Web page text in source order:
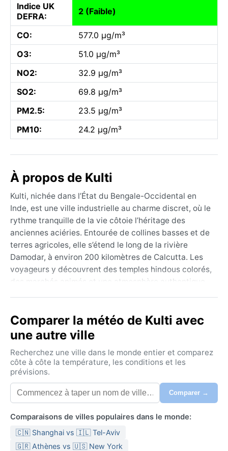
Indice UK
DEFRA:
2 (Faible)
CO:
577.0 µg/m³
O3:
51.0 µg/m³
NO2:
32.9 µg/m³
SO2:
69.8 µg/m³
PM2.5:
23.5 µg/m³
PM10:
24.2 µg/m³
À propos de Kulti
Kulti, nichée dans l’État du Bengale-Occidental en
Inde, est une ville industrielle au charme discret, où le
rythme tranquille de la vie côtoie l’héritage des
anciennes aciéries. Entourée de collines basses et de
terres agricoles, elle s’étend le long de la rivière
Damodar, à environ 200 kilomètres de Calcutta. Les
voyageurs y découvrent des temples hindous colorés,
des marchés animés et une atmosphère authentique,
luxuriante, typique des plaines du Gondwana.
Son climat, classé Aw (savane tropicale), se
caractérise par trois saisons distinctes. L’été, de mars
à juin, est torride, avec des températures dépassant
40 °C et un air sec avant la mousson. L’hiver, de
novembre à février, est doux et agréable, oscillant
entre 10 et 25 °C. La mousson, de juin à septembre,
an) et une humidité élevée. Pour s’adapter, mieux vaut
prévoir des vêtements légers en coton pour l’été, un
parapluie pour la mousson, et quelques pulls légers
Comparer la météo de Kulti avec
une autre ville
Recherchez une ville dans le monde entier et comparez
côte à côte la température, les conditions et les
prévisions.
Comparer →
Comparaisons de villes populaires dans le monde:
🇨🇳 Shanghai vs 🇮🇱 Tel-Aviv
🇬🇷 Athènes vs 🇺🇸 New York